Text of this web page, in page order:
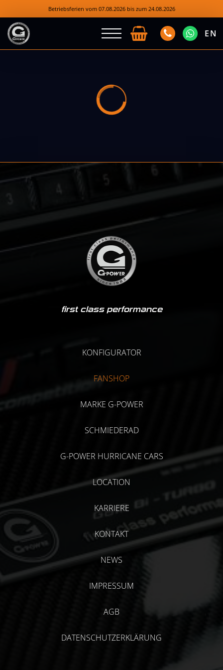
Betriebsferien vom 07.08.2026 bis zum 24.08.2026
EN
first class performance
KONFIGURATOR
FANSHOP
MARKE G-POWER
SCHMIEDERAD
G-POWER HURRICANE CARS
LOCATION
KARRIERE
KONTAKT
NEWS
IMPRESSUM
AGB
DATENSCHUTZERKLÄRUNG